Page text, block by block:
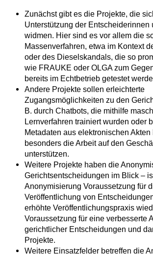
Zunächst gibt es die Projekte, die
Unterstützung der Entscheiderinnen
widmen. Hier sind es vor allem die
Massenverfahren, etwa im Kontext
oder des Dieselskandals, die so
wie FRAUKE oder OLGA zum
bereits im Echtbetrieb getestet
Andere Projekte sollen erleichterte
Zugangsmöglichkeiten zu den
B. durch Chatbots, die mithilfe
Lernverfahren trainiert wurden oder
Metadaten aus elektronischen
besonders die Arbeit auf den
unterstützen.
Weitere Projekte haben die
Gerichtsentscheidungen im Blick –
Anonymisierung Voraussetzung für
Veröffentlichung von
erhöhte Veröffentlichungspraxis
Voraussetzung für eine verbesserte
gerichtlicher Entscheidungen und
Projekte.
Weitere Einsatzfelder betreffen die